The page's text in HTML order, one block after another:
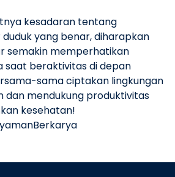
kesadaran tentang
yang benar, diharapkan
semakin memperhatikan
saat beraktivitas di depan
sama ciptakan lingkungan
dan mendukung produktivitas
kesehatan!